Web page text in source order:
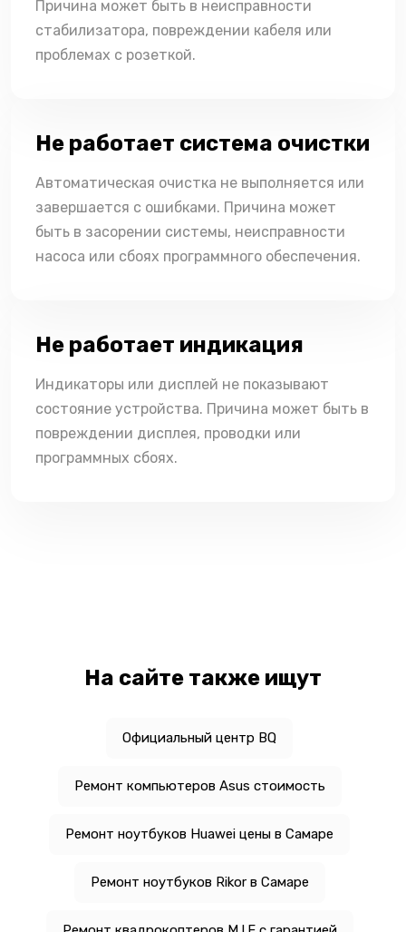
Причина может быть в неисправности
стабилизатора, повреждении кабеля или
проблемах с розеткой.
Не работает система очистки
Автоматическая очистка не выполняется или
завершается с ошибками. Причина может
быть в засорении системы, неисправности
насоса или сбоях программного обеспечения.
Не работает индикация
Индикаторы или дисплей не показывают
состояние устройства. Причина может быть в
повреждении дисплея, проводки или
программных сбоях.
На сайте также ищут
Официальный центр BQ
Ремонт компьютеров Asus стоимость
Ремонт ноутбуков Huawei цены в Самаре
Ремонт ноутбуков Rikor в Самаре